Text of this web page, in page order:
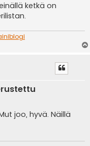
ketkä on
joo, hyvä. Näillä